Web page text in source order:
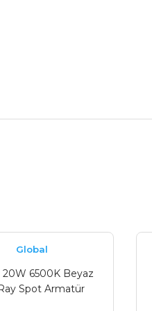
Global
20W 6500K Beyaz
Spot Armatür